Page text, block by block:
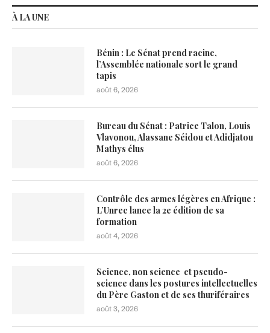
À LA UNE
Bénin : Le Sénat prend racine,
l’Assemblée nationale sort le grand
tapis
août 6, 2026
Bureau du Sénat : Patrice Talon, Louis
Vlavonou, Alassane Séidou et Adidjatou
Mathys élus
août 6, 2026
Contrôle des armes légères en Afrique :
L’Unrec lance la 2e édition de sa
formation
août 4, 2026
Science, non science et pseudo-
science dans les postures intellectuelles
du Père Gaston et de ses thuriféraires
août 3, 2026